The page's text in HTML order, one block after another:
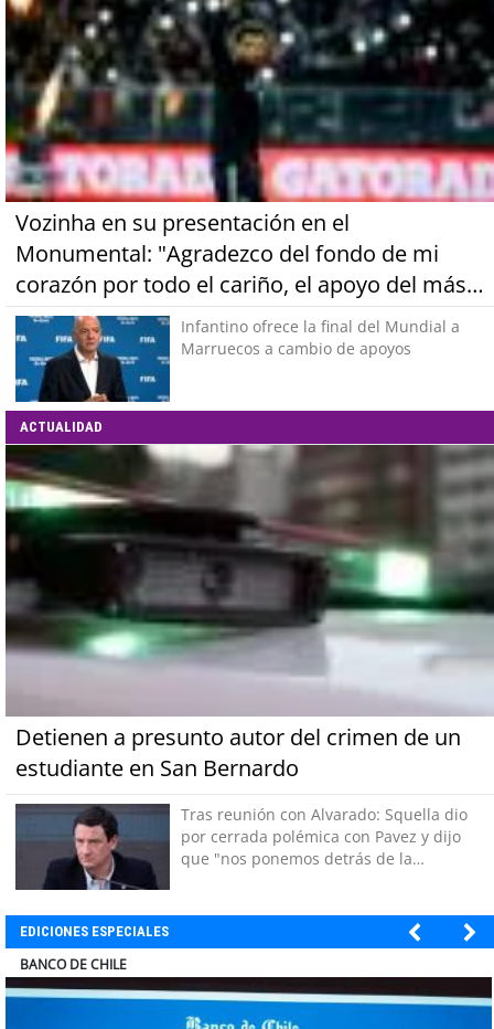
Vozinha en su presentación en el
Monumental: "Agradezco del fondo de mi
corazón por todo el cariño, el apoyo del más
grande de Chile"Infantino ofrece la final del Mundial a
Marruecos a cambio de apoyos
ACTUALIDAD
Detienen a presunto autor del crimen de un
estudiante en San Bernardo
Tras reunión con Alvarado: Squella dio
por cerrada polémica con Pavez y dijo
que "nos ponemos detrás de la
EDICIONES ESPECIALES
ELECTROLUX